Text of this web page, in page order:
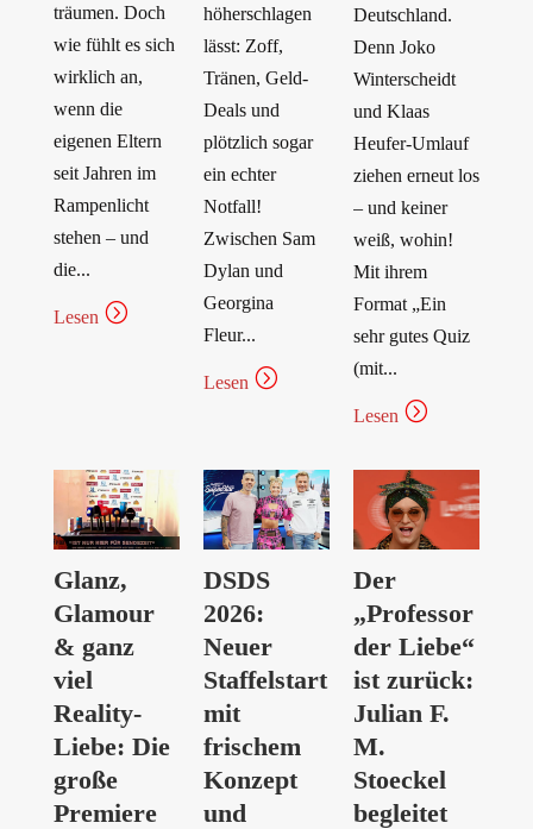
träumen. Doch
wie fühlt es sich
wirklich an,
wenn die
eigenen Eltern
seit Jahren im
Rampenlicht
stehen – und
die...
Lesen =
höherschlagen
lässt: Zoff,
Tränen, Geld-
Deals und
plötzlich sogar
ein echter
Notfall!
Zwischen Sam
Dylan und
Georgina
Fleur...
Lesen =
Deutschland.
Denn Joko
Winterscheidt
und Klaas
Heufer-Umlauf
ziehen erneut los
– und keiner
weiß, wohin!
Mit ihrem
Format „Ein
sehr gutes Quiz
(mit...
Lesen =
Glanz,
Glamour
& ganz
viel
Reality-
Liebe: Die
große
Premiere
DSDS
2026:
Neuer
Staffelstart
mit
frischem
Konzept
und
Der
„Professor
der Liebe“
ist zurück:
Julian F.
M.
Stoeckel
begleitet